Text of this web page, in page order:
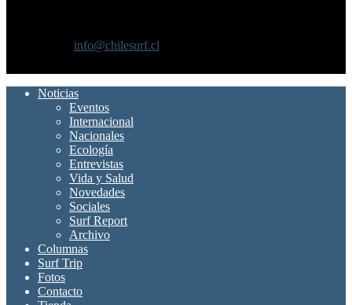
info@chilesurf.cl
Noticias
Eventos
Internacional
Nacionales
Ecología
Entrevistas
Vida y Salud
Novedades
Sociales
Surf Report
Archivo
Columnas
Surf Trip
Fotos
Contacto